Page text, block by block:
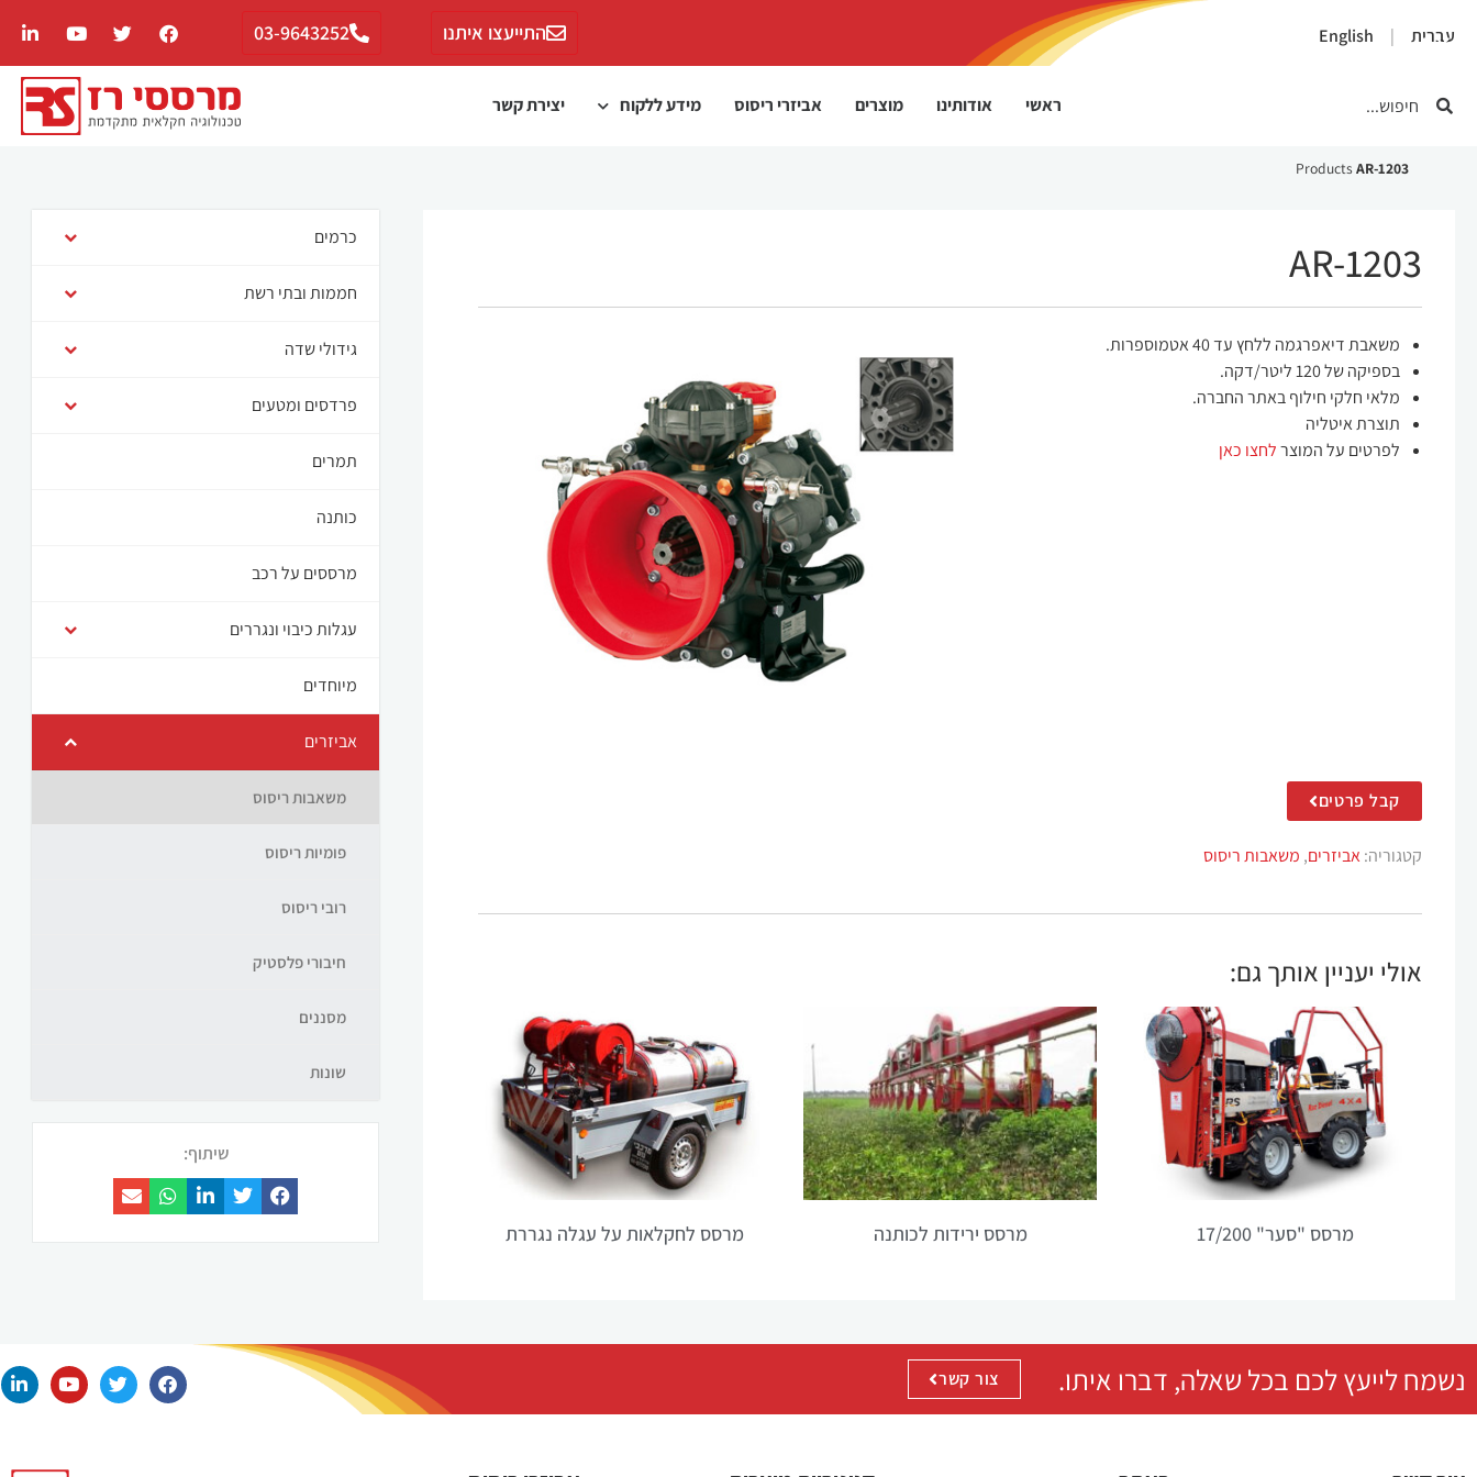
עברית English התייעצו איתנו 03-9643252
ראשי אודותינו מוצרים אביזרי ריסוס מידע ללקוח יצירת קשר
ProductsAR-1203
AR-1203
משאבת דיאפרגמה ללחץ עד 40 אטמוספרות.
בספיקה של 120 ליטר/דקה.
מלאי חלקי חילוף באתר החברה.
תוצרת איטליה
לפרטים על המוצרלחצו כאן
קבל פרטים
קטגוריה:אביזרים, משאבות ריסוס
אולי יעניין אותך גם:
מרסס "סער" 17/200 מרסס ירידות לכותנה מרסס לחקלאות על עגלה נגררת
כרמים
חממות ובתי רשת
גידולי שדה
פרדסים ומטעים
תמרים
כותנה
מרססים על רכב
עגלות כיבוי ונגררים
מיוחדים
אביזרים
משאבות ריסוס
פומיות ריסוס
רובי ריסוס
חיבורי פלסטיק
מסננים
שונות
שיתוף:
נשמח לייעץ לכם בכל שאלה, דברו איתו. צור קשר
×
סטטיסטיקה
האתר,
בהתבסס על
אופן השימוש
באתר.
חוויית
משתנש
על מנת